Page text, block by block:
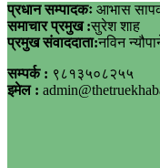
प्रधान सम्पादकः आभास
समाचार प्रमुख :सुरेश शाह
प्रमुख संवाददाता:नविन
सम्पर्क : ९८१३५०८२५५
इमेल :